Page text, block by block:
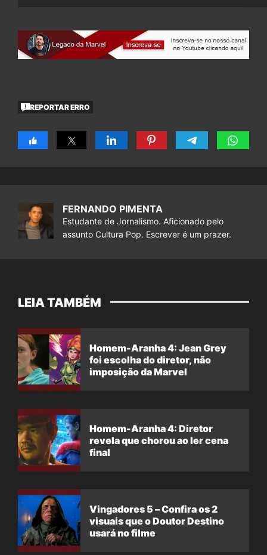
REPORTAR ERRO
FERNANDO PIMENTA
Estudante de Jornalismo. Aficionado pelo
assunto Cultura Pop. Escrever é um prazer.
LEIA TAMBÉM
Homem-Aranha 4: Jean Grey
foi escolha do diretor, não
imposição da Marvel
Homem-Aranha 4: Diretor
revela que chorou ao ler cena
final
Vingadores 5 – Confira os 2
visuais que o Doutor Destino
usará no filme